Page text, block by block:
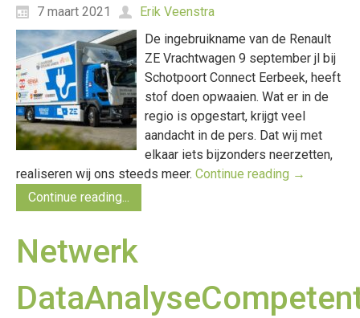
7 maart 2021
Erik Veenstra
De ingebruikname van de Renault
ZE Vrachtwagen 9 september jl bij
Schotpoort Connect Eerbeek, heeft
stof doen opwaaien. Wat er in de
regio is opgestart, krijgt veel
aandacht in de pers. Dat wij met
elkaar iets bijzonders neerzetten,
realiseren wij ons steeds meer. Continue reading →
Continue reading...
Netwerk